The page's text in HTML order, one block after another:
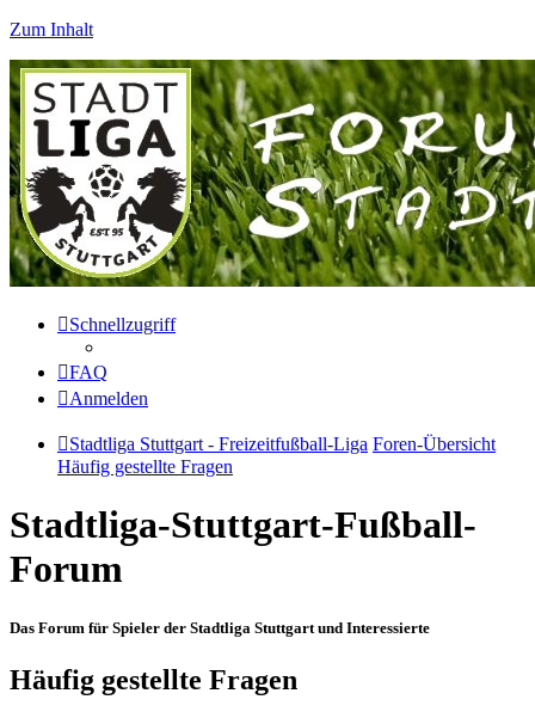
Zum Inhalt
Schnellzugriff
FAQ
Anmelden
Stadtliga Stuttgart - Freizeitfußball-Liga Foren-Übersicht
Häufig gestellte Fragen
Stadtliga-Stuttgart-Fußball-
Forum
Das Forum für Spieler der Stadtliga Stuttgart und Interessierte
Häufig gestellte Fragen